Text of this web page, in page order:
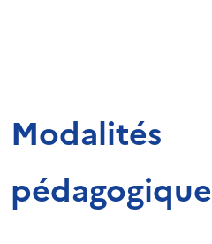
Modalités